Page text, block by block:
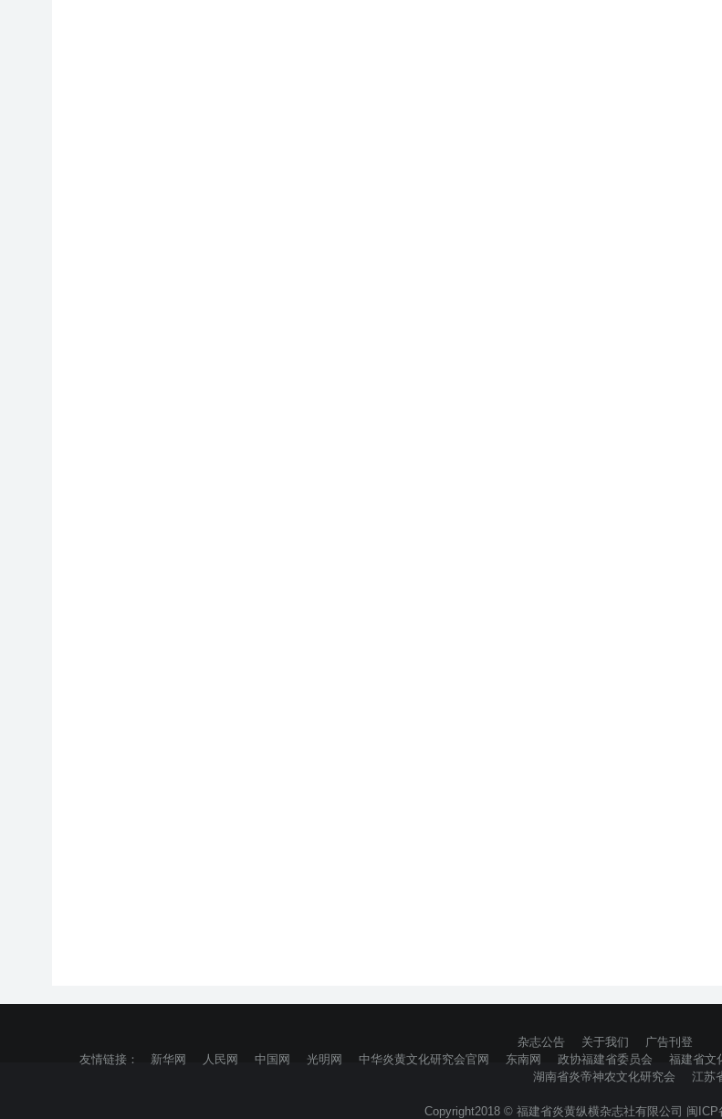
杂志公告 关于我们
广告刊登
友情链接：
新华网 人民网 中国网 光明网 中华炎黄文化研究会官网 东南网 政协福建省委员会 福建省文
湖南省炎帝神农文化研究会
江苏
Copyright2018 © 福建省炎黄纵横杂志社有限公司 闽ICP